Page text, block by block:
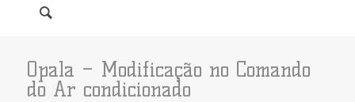
Opala – Modificação no Comando
do Ar condicionado